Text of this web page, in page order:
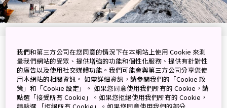
福島縣南會津郡下鄉町大內宿 (Ouchi-juku,
Shimogo-machi, Minamiaizu-gun, Fukushima-
ken)
在 Google 地圖上檢視
我們和第三方公司在您同意的情況下在本網站上使用 Cookie 來測
量我們網站的受眾、提供增強的功能和個性化服務、提供有針對性
的廣告以及使用社交媒體功能。我們可能會與第三方公司分享您使
用本網站的相關資訊。 如需詳細資訊，請參閱我們的「Cookie 政
策」和「Cookie 設定」。 如果您同意使用我們所有的 Cookie，請
點選「接受所有 Cookie」。如果您拒絕使用我們所有的 Cookie，
請點選 「拒絕所有 Cookie」。如果您同意使用我們的部分